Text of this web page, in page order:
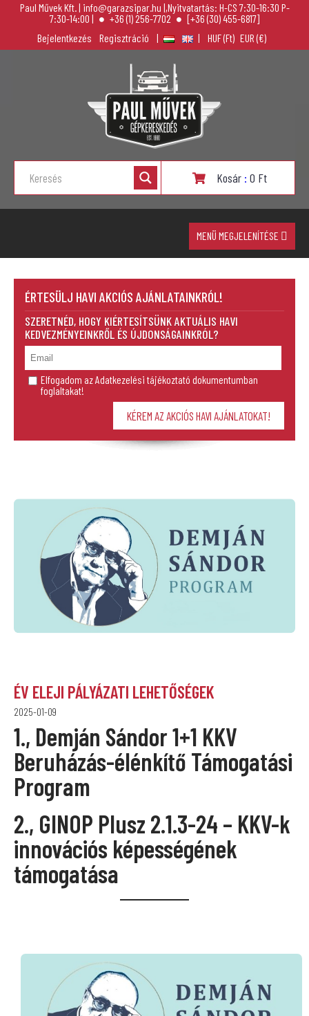
Paul Művek Kft. | info@garazsipar.hu |,Nyitvatartás: H-CS 7:30-16:30 P-
7:30-14:00 |
+36 (1) 256-7702
[+36 (30) 455-6817]
Bejelentkezés
Regisztráció | |
Kosár: 0 Ft
MENÜ MEGJELENÍTÉSE
ÉRTESÜLJ HAVI AKCIÓS AJÁNLATAINKRÓL!
SZERETNÉD, HOGY KIÉRTESÍTSÜNK AKTUÁLIS HAVI
KEDVEZMÉNYEINKRŐL ÉS ÚJDONSÁGAINKRÓL?
Elfogadom az Adatkezelési tájékoztató dokumentumban
foglaltakat!
ÉV ELEJI PÁLYÁZATI LEHETŐSÉGEK
2025-01-09
1., Demján Sándor 1+1 KKV
Beruházás-élénkítő Támogatási
Program
2., GINOP Plusz 2.1.3-24 – KKV-k
innovációs képességének
támogatása